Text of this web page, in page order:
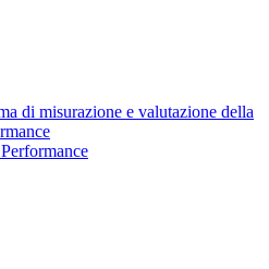
di misurazione e valutazione della